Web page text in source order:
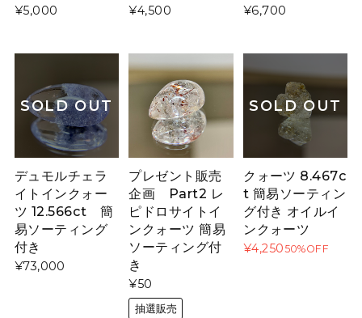
¥5,000 ¥4,500 ¥6,700
SOLD OUT
デュモルチェラ
イトインクォー
ツ 12.566ct 簡
易ソーティング
付き
¥73,000
プレゼント販売
企画 Part2 レ
ピドロサイトイ
ンクォーツ 簡易
ソーティング付
き
¥50
抽選販売
SOLD OUT
クォーツ 8.467c
t 簡易ソーティン
グ付き オイルイ
ンクォーツ
¥4,25050%OFF